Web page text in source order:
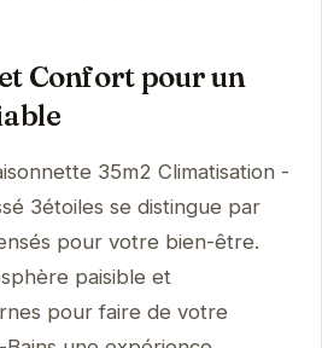
Confort pour un
35m2 Climatisation -
3étoiles se distingue par
pour votre bien-être.
paisible et
pour faire de votre